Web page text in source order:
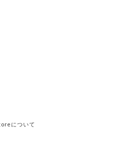
について